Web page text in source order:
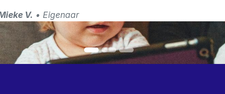
V. • Eigenaar